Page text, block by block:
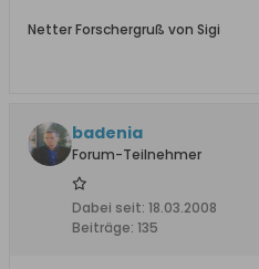
Netter Forschergruß von Sigi
badenia
Forum-Teilnehmer
Dabei seit: 18.03.2008
Beiträge: 135